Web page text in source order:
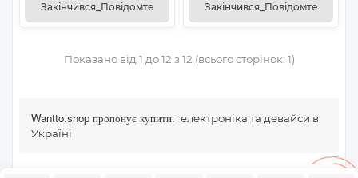
Закінчився_Повідомте Закінчився_Повідомте
Показано від 1 до 12 з 12 (всього сторінок: 1)
Wantto.shop пропонує купити: електроніка та девайси в
Україні